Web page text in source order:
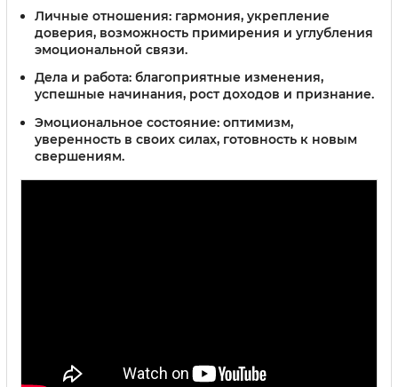
Личные отношения: гармония, укрепление
доверия, возможность примирения и углубления
эмоциональной связи.
Дела и работа: благоприятные изменения,
успешные начинания, рост доходов и признание.
Эмоциональное состояние: оптимизм,
уверенность в своих силах, готовность к новым
свершениям.